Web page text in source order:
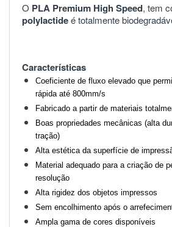
O PLA Premium High Speed, tem
polylactideé totalmente
Características
Coeficiente de fluxo elevado que
rápida até 800mm/s
Fabricado a partir de materiais
Boas propriedades mecânicas (alta
tração)
Alta estética da superfície de
Material adequado para a criação de
resolução
Alta rigidez dos objetos impressos
Sem encolhimento após o
Ampla gama de cores disponíveis